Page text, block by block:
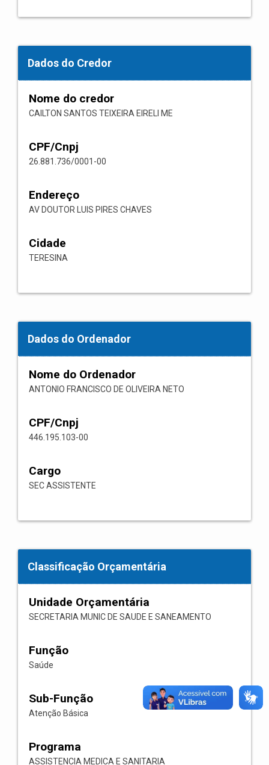
Dados do Credor
Nome do credor
CAILTON SANTOS TEIXEIRA EIRELI ME
CPF/Cnpj
26.881.736/0001-00
Endereço
AV DOUTOR LUIS PIRES CHAVES
Cidade
TERESINA
Dados do Ordenador
Nome do Ordenador
ANTONIO FRANCISCO DE OLIVEIRA NETO
CPF/Cnpj
446.195.103-00
Cargo
SEC ASSISTENTE
Classificação Orçamentária
Unidade Orçamentária
SECRETARIA MUNIC DE SAUDE E SANEAMENTO
Função
Saúde
Sub-Função
Atenção Básica
Programa
ASSISTENCIA MEDICA E SANITARIA